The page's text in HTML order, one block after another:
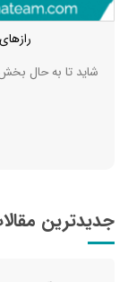
جدیدترین
شاید تا به حال